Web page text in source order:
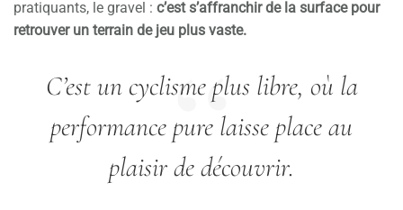
pratiquants, le gravel : c’est s’affranchir de la surface pour
retrouver un terrain de jeu plus vaste.
C’est un cyclisme plus libre, où la
performance pure laisse place au
plaisir de découvrir.